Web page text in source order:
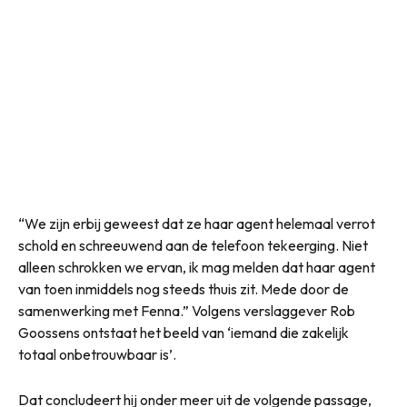
“We zijn erbij geweest dat ze haar agent helemaal verrot
schold en schreeuwend aan de telefoon tekeerging. Niet
alleen schrokken we ervan, ik mag melden dat haar agent
van toen inmiddels nog steeds thuis zit. Mede door de
samenwerking met Fenna.” Volgens verslaggever Rob
Goossens ontstaat het beeld van ‘iemand die zakelijk
totaal onbetrouwbaar is’.
Dat concludeert hij onder meer uit de volgende passage,